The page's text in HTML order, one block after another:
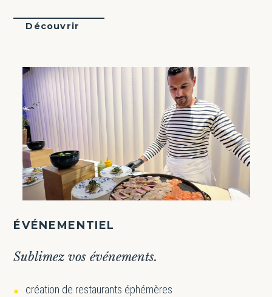
Découvrir
ÉVÉNEMENTIEL
Sublimez vos événements.
création de restaurants éphémères